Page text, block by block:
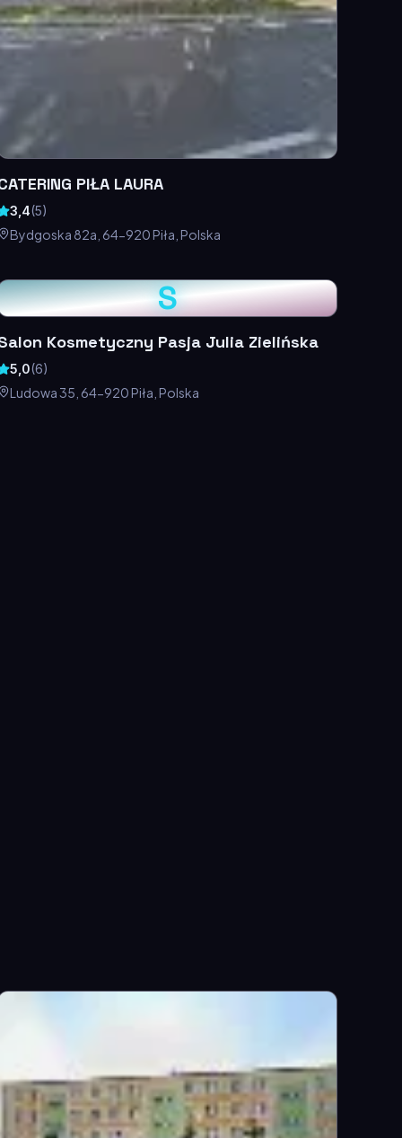
PIŁA LAURA
3,4(5)
Bydgoska 82a, 64-920 Piła, Polska
S
Kosmetyczny Pasja Julia Zielińska
5,0(6)
Ludowa 35, 64-920 Piła, Polska